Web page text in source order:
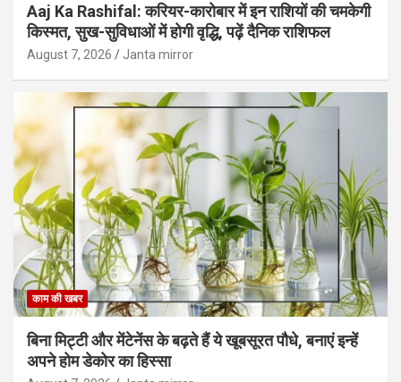
Aaj Ka Rashifal: करियर-कारोबार में इन राशियों की चमकेगी
किस्मत, सुख-सुविधाओं में होगी वृद्धि, पढ़ें दैनिक राशिफल
August 7, 2026 Janta mirror
काम की खबर
बिना मिट्टी और मेंटेनेंस के बढ़ते हैं ये खूबसूरत पौधे, बनाएं इन्‍हें
अपने होम डेकोर का हिस्‍सा